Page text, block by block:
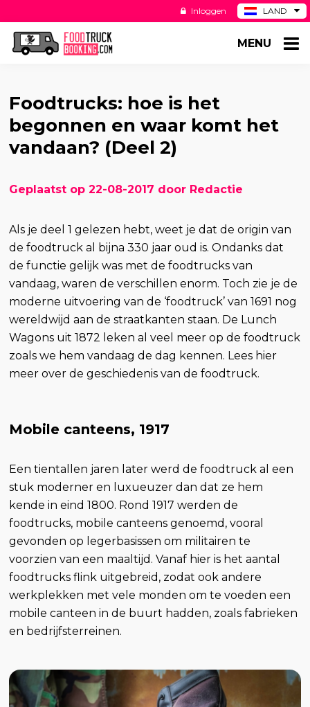
LAND
DE
Inloggen
MENU
Foodtrucks: hoe is het
begonnen en waar komt het
vandaan? (Deel 2)
Geplaatst op 22-08-2017 door Redactie
Als je deel 1 gelezen hebt, weet je dat de origin van
de foodtruck al bijna 330 jaar oud is. Ondanks dat
de functie gelijk was met de foodtrucks van
vandaag, waren de verschillen enorm. Toch zie je de
moderne uitvoering van de ‘foodtruck’ van 1691 nog
wereldwijd aan de straatkanten staan. De Lunch
Wagons uit 1872 leken al veel meer op de foodtruck
zoals we hem vandaag de dag kennen. Lees hier
meer over de geschiedenis van de foodtruck.
Mobile canteens, 1917
Een tientallen jaren later werd de foodtruck al een
stuk moderner en luxueuzer dan dat ze hem
kende in eind 1800. Rond 1917 werden de
foodtrucks, mobile canteens genoemd, vooral
gevonden op legerbasissen om militairen te
voorzien van een maaltijd. Vanaf hier is het aantal
foodtrucks flink uitgebreid, zodat ook andere
werkplekken met vele monden om te voeden een
mobile canteen in de buurt hadden, zoals fabrieken
en bedrijfsterreinen.